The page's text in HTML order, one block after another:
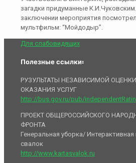
загадки придуманные
заключении мероприятия
мультфильм: “Мойдодыр”.
Для слабовидящих
Полезные ссылки:
РУЗУЛЬТАТЫ НЕЗАВИСИМОЙ
ОКАЗАНИЯ УСЛУГ
http://bus.gov.ru/pub/
ПРОЕКТ ОБЩЕРОССИЙСКОГО
ФРОНТА
Генеральная уборка/ Интерактивная
свалок
http://www.kartasvalok.ru